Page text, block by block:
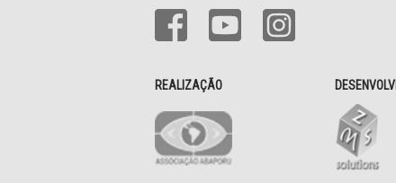
REALIZAÇÃO